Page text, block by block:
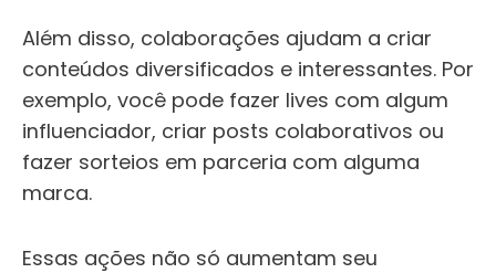
Além disso, colaborações ajudam a criar
conteúdos diversificados e interessantes. Por
exemplo, você pode fazer lives com algum
influenciador, criar posts colaborativos ou
fazer sorteios em parceria com alguma
marca.
Essas ações não só aumentam seu